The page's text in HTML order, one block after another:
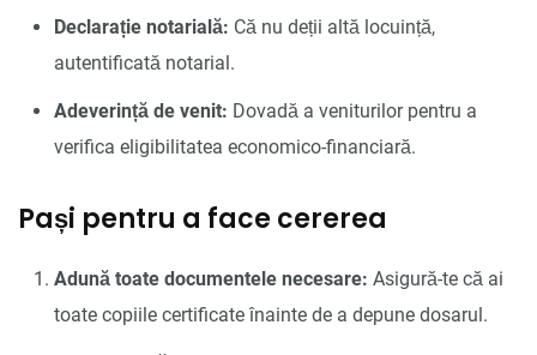
Declarație notarială: Că nu deții altă locuință,
autentificată notarial.
Adeverință de venit: Dovadă a veniturilor pentru a
verifica eligibilitatea economico-financiară.
Pași pentru a face cererea
Adună toate documentele necesare: Asigură-te că ai
toate copiile certificate înainte de a depune dosarul.